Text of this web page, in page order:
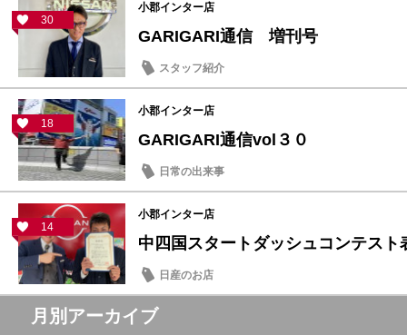
30
小郡インター店
GARIGARI通信 増刊号
スタッフ紹介
18
小郡インター店
GARIGARI通信vol３０
日常の出来事
14
小郡インター店
中四国スタートダッシュコンテスト
日産のお店
月別アーカイブ